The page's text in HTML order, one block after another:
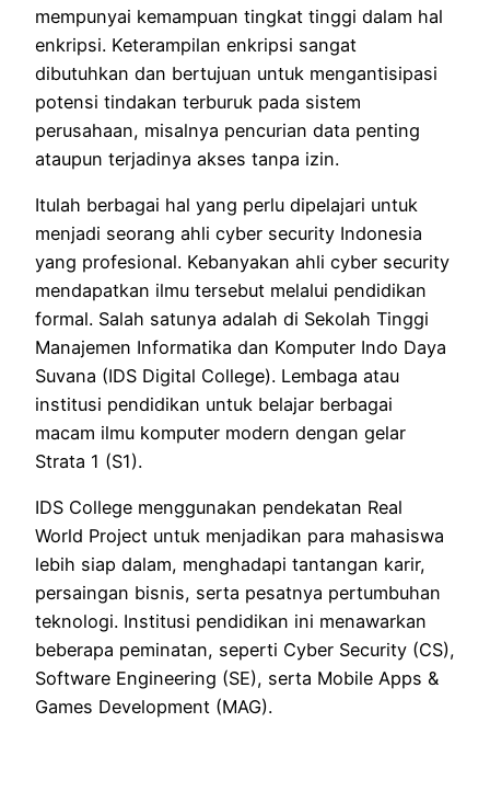
mempunyai kemampuan tingkat tinggi dalam hal
enkripsi. Keterampilan enkripsi sangat
dibutuhkan dan bertujuan untuk mengantisipasi
potensi tindakan terburuk pada sistem
perusahaan, misalnya pencurian data penting
ataupun terjadinya akses tanpa izin.
Itulah berbagai hal yang perlu dipelajari untuk
menjadi seorang ahli cyber security Indonesia
yang profesional. Kebanyakan ahli cyber security
mendapatkan ilmu tersebut melalui pendidikan
formal. Salah satunya adalah di Sekolah Tinggi
Manajemen Informatika dan Komputer Indo Daya
Suvana (IDS Digital College). Lembaga atau
institusi pendidikan untuk belajar berbagai
macam ilmu komputer modern dengan gelar
Strata 1 (S1).
IDS College menggunakan pendekatan Real
World Project untuk menjadikan para mahasiswa
lebih siap dalam, menghadapi tantangan karir,
persaingan bisnis, serta pesatnya pertumbuhan
teknologi. Institusi pendidikan ini menawarkan
beberapa peminatan, seperti Cyber Security (CS),
Software Engineering (SE), serta Mobile Apps &
Games Development (MAG).